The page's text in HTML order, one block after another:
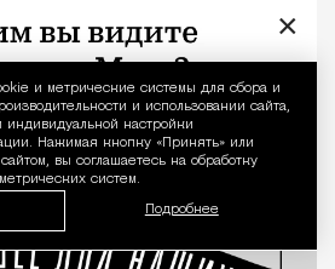
Уведомление
и метрические системы для сбора и
и использовании сайта,
настройки
Нажимая кнопку «Принять» или
вы соглашаетесь на обработку
систем.
Подробнее
×